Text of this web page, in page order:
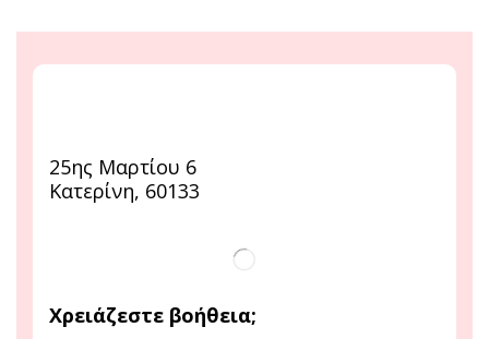
25ης Μαρτίου 6
Κατερίνη, 60133
Χρειάζεστε βοήθεια;